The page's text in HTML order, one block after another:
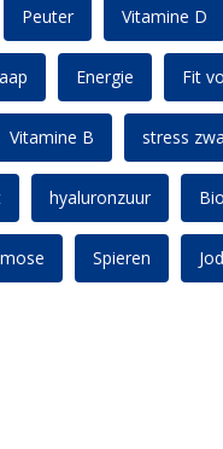
Peuter Vitamine D
Energie Fit
Vitamine B stress
hyaluronzuur
Spieren